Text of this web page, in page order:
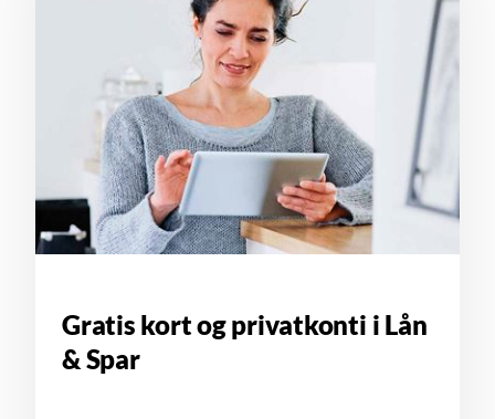
Gratis kort og privatkonti i Lån
& Spar